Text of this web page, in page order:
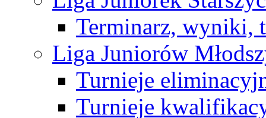
Terminarz, wyniki,
Liga Juniorów
Turnieje
Turnieje